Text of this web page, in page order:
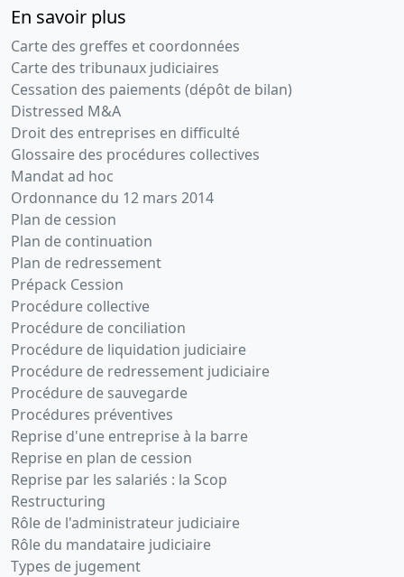
En savoir plus
Carte des greffes et coordonnées
Carte des tribunaux judiciaires
Cessation des paiements (dépôt de bilan)
Distressed M&A
Droit des entreprises en difficulté
Glossaire des procédures collectives
Mandat ad hoc
Ordonnance du 12 mars 2014
Plan de cession
Plan de continuation
Plan de redressement
Prépack Cession
Procédure collective
Procédure de conciliation
Procédure de liquidation judiciaire
Procédure de redressement judiciaire
Procédure de sauvegarde
Procédures préventives
Reprise d'une entreprise à la barre
Reprise en plan de cession
Reprise par les salariés : la Scop
Restructuring
Rôle de l'administrateur judiciaire
Rôle du mandataire judiciaire
Types de jugement